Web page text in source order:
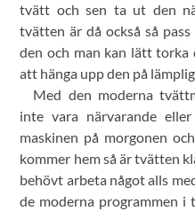
tvätt och sen ta ut den
tvätten är då också så
den och man kan lätt
att hänga upp den på
Med den moderna
inte vara närvarande
maskinen på morgonen
kommer hem så är tvätten
behövt arbeta något alls
de moderna programmen